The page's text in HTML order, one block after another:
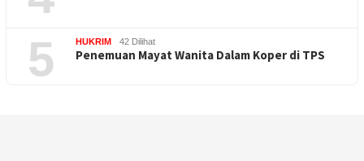
5 HUKRIM 42 Dilihat
Penemuan Mayat Wanita Dalam Koper di TPS